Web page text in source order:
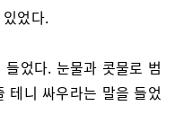
었다.
었다. 눈물과 콧물로 범
테니 싸우라는 말을 들었